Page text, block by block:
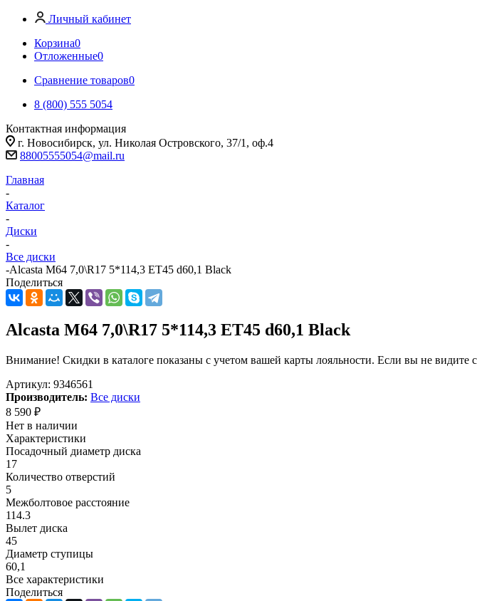
Личный кабинет
Корзина0
Отложенные0
Сравнение товаров0
8 (800) 555 5054
Контактная информация
г. Новосибирск, ул. Николая Островского, 37/1, оф.4
88005555054@mail.ru
Главная
-
Каталог
-
Диски
-
Все диски
-Alcasta M64 7,0\R17 5*114,3 ET45 d60,1 Black
Поделиться
Alcasta M64 7,0\R17 5*114,3 ET45 d60,1 Black
Внимание! Скидки в каталоге показаны с учетом вашей карты лояльности. Если вы не видите
Артикул: 9346561
Производитель: Все диски
8 590 ₽
Нет в наличии
Характеристики
Посадочный диаметр диска
17
Количество отверстий
5
Межболтовое расстояние
114.3
Вылет диска
45
Диаметр ступицы
60,1
Все характеристики
Поделиться